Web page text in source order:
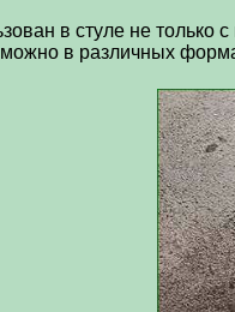
в стуле не только
в различных